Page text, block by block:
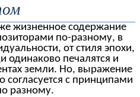
жизненное содержание
по-разному, в
от стиля эпохи,
печалятся и
земли. Но, выражение
согласуется с принципами
разному.